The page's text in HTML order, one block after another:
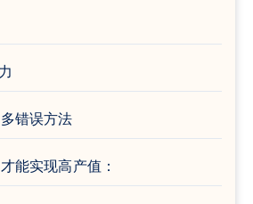
错误方法
能实现高产值：